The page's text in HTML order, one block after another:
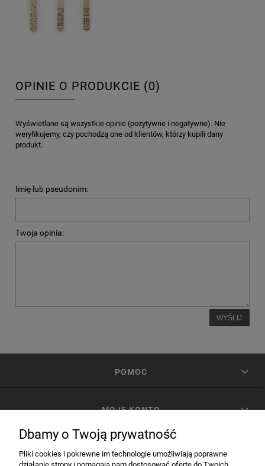
OPINIE O PRODUKCIE (0)
Wyświetlane są wszystkie opinie (pozytywne i negatywne). Nie
weryfikujemy, czy pochodzą one od klientów, którzy kupili dany
produkt.
Imię lub pseudonim:
Twoja opinia:
WYŚLIJ
POMOC
MOJE KONTO
Dbamy o Twoją prywatność
Pliki cookies i pokrewne im technologie umożliwiają poprawne